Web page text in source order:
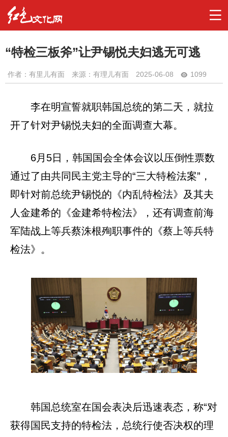
“特检三板斧”让尹锡悦夫妇逃无可逃
作者： 有里儿有面 来源：有理儿有面 2025-06-08 1099
李在明宣誓就职韩国总统的第二天，就拉
开了针对尹锡悦夫妇的全面调查大幕。
6月5日，韩国国会全体会议以压倒性票数
通过了由共同民主党主导的“三大特检法案”，
即针对前总统尹锡悦的《内乱特检法》及其夫
人金建希的《金建希特检法》，还有调查前海
军陆战上等兵蔡洙根殉职事件的《蔡上等兵特
检法》。
韩国总统室在国会表决后迅速表态，称“对
获得国民支持的特检法，总统行使否决权的理